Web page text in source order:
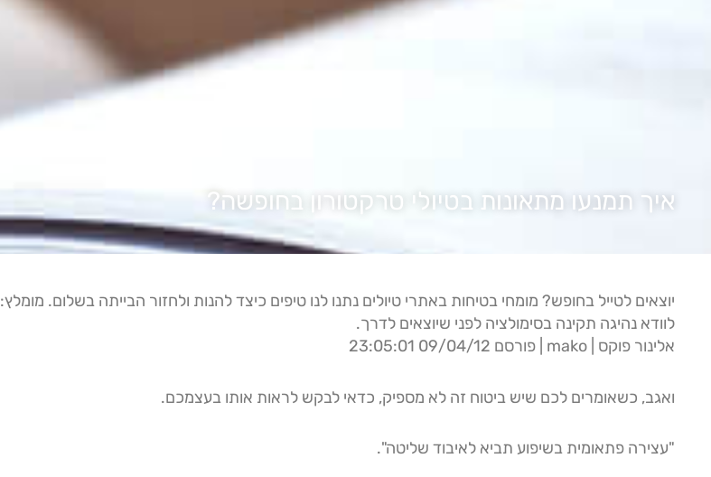
איך תמנעו מתאונות בטיולי טרקטורון בחופשה?
יוצאים לטייל בחופש? מומחי בטיחות באתרי טיולים נתנו לנו טיפים כיצד להנות ולחזור הבייתה בשלום. מומלץ:
לוודא נהיגה תקינה בסימולציה לפני שיוצאים לדרך.
אלינור פוקס | mako | פורסם 09/04/12 23:05:01
ואגב, כשאומרים לכם שיש ביטוח זה לא מספיק, כדאי לבקש לראות אותו בעצמכם.
"עצירה פתאומית בשיפוע תביא לאיבוד שליטה".